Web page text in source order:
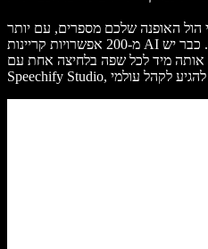
הול האופנה שלכם מספרים, עם יותר
מ-200 אפשרויות קריינות AI טבעיות במגוון מבטאים ושפות. כבר יש
אותה מיד לכל שפה בלחיצה אחת עם